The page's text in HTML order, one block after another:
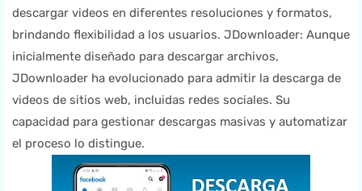
descargar videos en diferentes resoluciones y formatos,
brindando flexibilidad a los usuarios. JDownloader: Aunque
inicialmente diseñado para descargar archivos,
JDownloader ha evolucionado para admitir la descarga de
videos de sitios web, incluidas redes sociales. Su
capacidad para gestionar descargas masivas y automatizar
el proceso lo distingue.